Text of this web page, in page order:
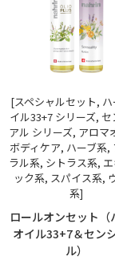
[スペシャルセット, ハ
イル33+7 シリーズ, セ
アル シリーズ, アロマ
ボディケア, ハーブ系,
ラル系, シトラス系,
ック系, スパイス系,
系]
ロールオンセット（
オイル33+7＆セン
ル）